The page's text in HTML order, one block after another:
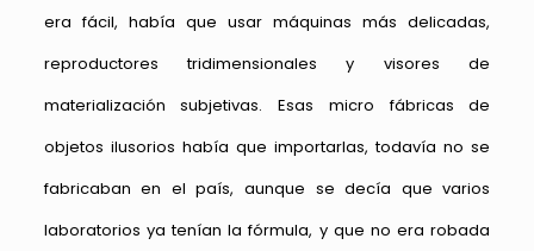
era fácil, había que usar máquinas más delicadas,
reproductores tridimensionales y visores de
materialización subjetivas. Esas micro fábricas de
objetos ilusorios había que importarlas, todavía no se
fabricaban en el país, aunque se decía que varios
laboratorios ya tenían la fórmula, y que no era robada